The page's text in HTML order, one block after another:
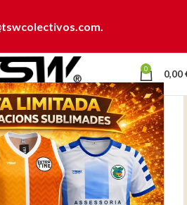
0 0,00